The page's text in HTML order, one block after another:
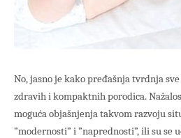
No, jasno je kako pređašnja tvrdnja
zdravih i kompaktnih porodica.
moguća objašnjenja takvom razvoju
”modernosti” i ”naprednosti”, ili su se